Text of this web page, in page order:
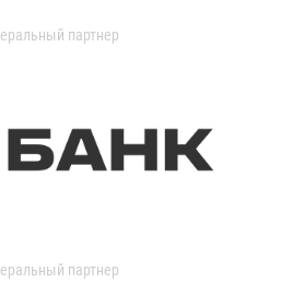
партнер
партнер